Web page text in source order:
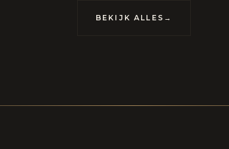
BEKIJK ALLES →